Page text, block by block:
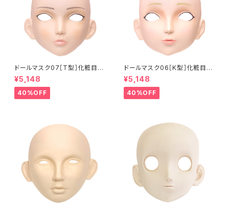
ドールマスク07［T型］化粧目穴
処理済 MASK07 [DOLL T] O
pening eye hole and make
up
¥5,148
40%OFF
ドールマスク06［K型］化粧目穴
処理 MASK06 [DOLL K] Op
ening eye hole and make
up
¥5,148
40%OFF